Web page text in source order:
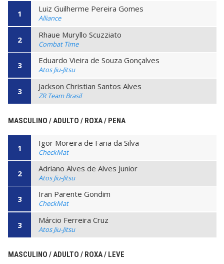
1 Luiz Guilherme Pereira Gomes
Alliance
2 Rhaue Muryllo Scuzziato
Combat Time
3 Eduardo Vieira de Souza Gonçalves
Atos Jiu-Jitsu
3 Jackson Christian Santos Alves
ZR Team Brasil
MASCULINO / ADULTO / ROXA / PENA
1 Igor Moreira de Faria da Silva
CheckMat
2 Adriano Alves de Alves Junior
Atos Jiu-Jitsu
3 Iran Parente Gondim
CheckMat
3 Márcio Ferreira Cruz
Atos Jiu-Jitsu
MASCULINO / ADULTO / ROXA / LEVE